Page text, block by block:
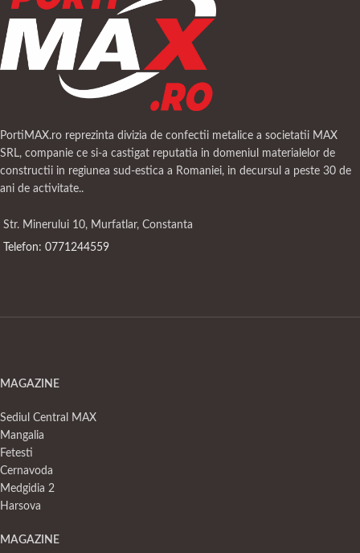
PortiMAX.ro reprezinta divizia de confectii metalice a societatii MAX
SRL, companie ce si-a castigat reputatia in domeniul materialelor de
constructii in regiunea sud-estica a Romaniei, in decursul a peste 30 de
ani de activitate..
Str. Minerului 10, Murfatlar, Constanta
Telefon: 0771244559
MAGAZINE
Sediul Central MAX
Mangalia
Fetesti
Cernavoda
Medgidia 2
Harsova
MAGAZINE